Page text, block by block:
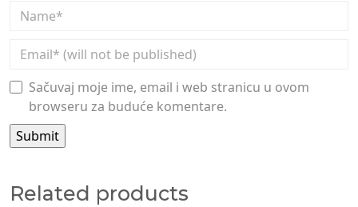
Sačuvaj moje ime, email i web stranicu u ovom
browseru za buduće komentare.
Related products